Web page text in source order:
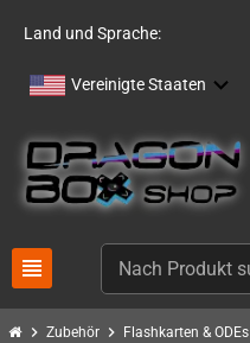
Land und Sprache:
Vereinigte Staaten
view_headline
chevron_right Zubehör chevron_right Flashkarten & ODEs